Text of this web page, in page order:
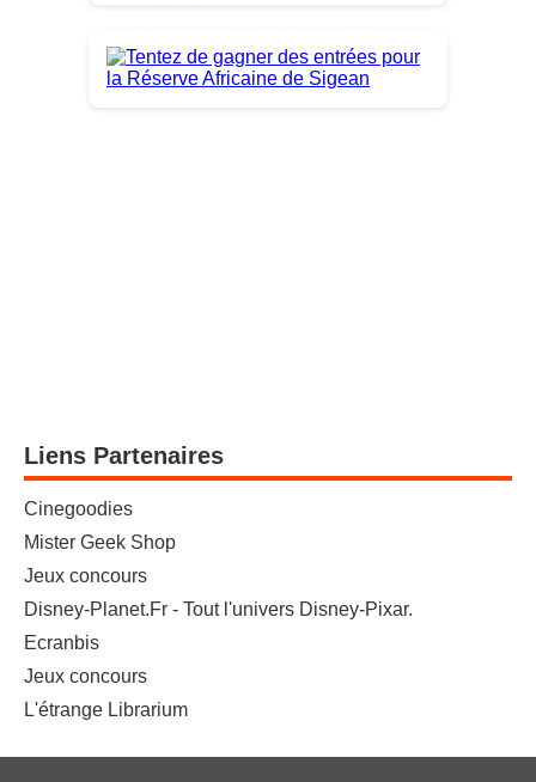
Liens Partenaires
Cinegoodies
Mister Geek Shop
Jeux concours
Disney-Planet.Fr - Tout l'univers Disney-Pixar.
Ecranbis
Jeux concours
L'étrange Librarium